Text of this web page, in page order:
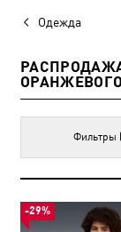
Одежда
Фильтры
-29%